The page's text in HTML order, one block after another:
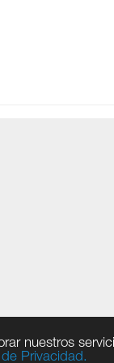
nuestros
Privacidad.